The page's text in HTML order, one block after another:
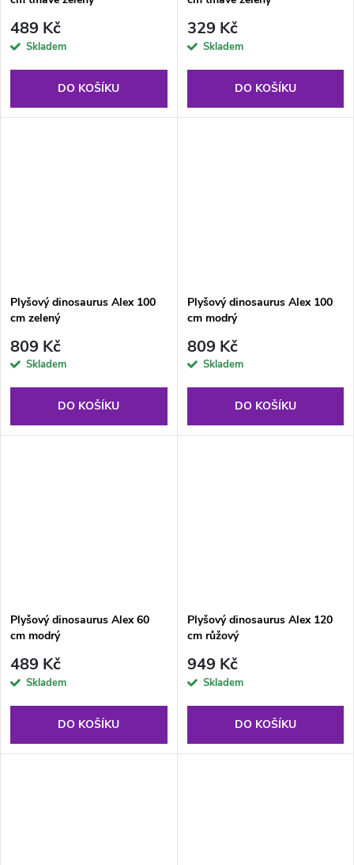
489 Kč
Skladem
DO KOŠÍKU
329 Kč
Skladem
DO KOŠÍKU
Plyšový dinosaurus Alex 100
cm zelený
809 Kč
Skladem
DO KOŠÍKU
Plyšový dinosaurus Alex 100
cm modrý
809 Kč
Skladem
DO KOŠÍKU
Plyšový dinosaurus Alex 60
cm modrý
489 Kč
Skladem
DO KOŠÍKU
Plyšový dinosaurus Alex 120
cm růžový
949 Kč
Skladem
DO KOŠÍKU